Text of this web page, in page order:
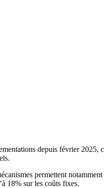
depuis février
permettent
18% sur les coûts fixes.